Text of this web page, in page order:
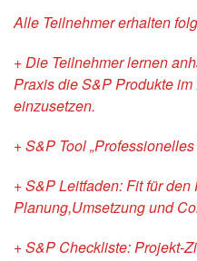
Alle Teilnehmer erhalten
+ Die Teilnehmer lernen
Praxis die S&P Produkte
einzusetzen.
+ S&P Tool
+ S&P Leitfaden: Fit für den
Planung,Umsetzung und
+ S&P Checkliste: Projekt-